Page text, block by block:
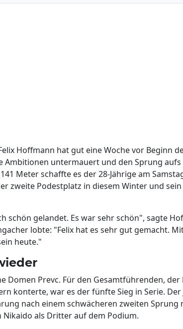
Hoffmann hat gut eine Woche vor Beginn
Ambitionen untermauert und den Sprung aufs
Meter schaffte es der 28-Jährige am
zweite Podestplatz in diesem Winter und
schön gelandet. Es war sehr schön", sagte
lobte: "Felix hat es sehr gut gemacht.
heute."
Domen Prevc. Für den Gesamtführenden,
konterte, war es der fünfte Sieg in Serie. Der
nach einem schwächeren zweiten Sprung
Nikaido als Dritter auf dem Podium.